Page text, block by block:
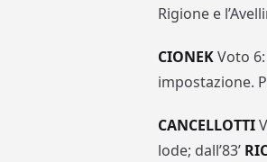
Rigione e
CIONEKVoto
impostazione.
CANCELLOTTI
lode; dall’83’